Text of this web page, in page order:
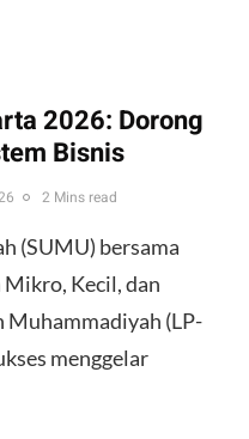
2026: Dorong
Bisnis
2 Mins read
(SUMU) bersama
Mikro, Kecil, dan
(LP-
menggelar